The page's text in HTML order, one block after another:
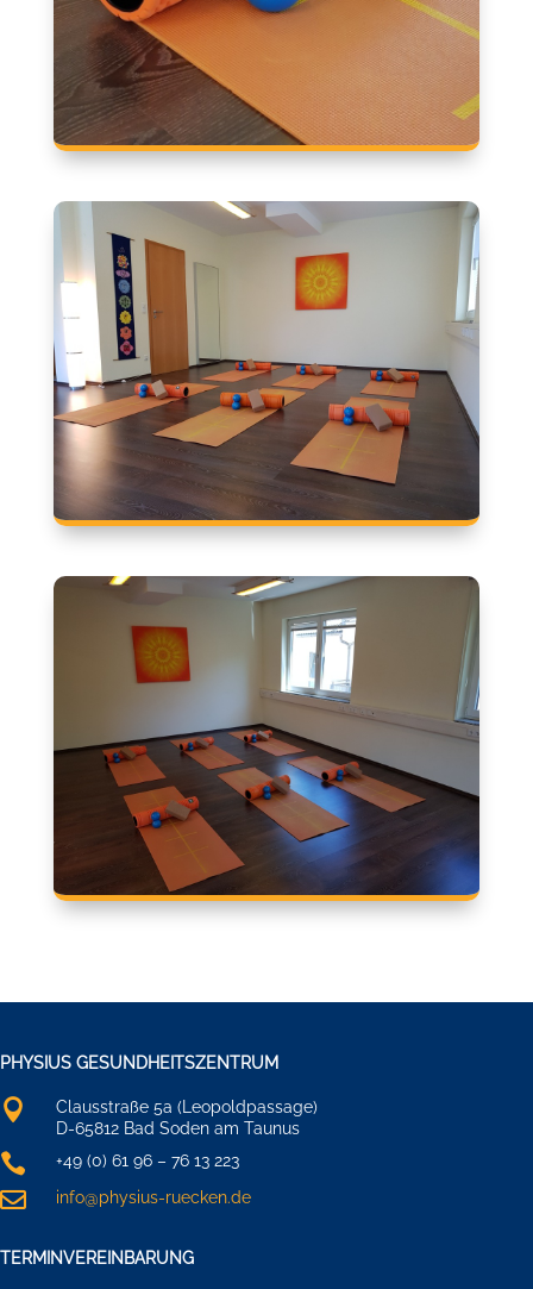
PHYSIUS GESUNDHEITSZENTRUM

Clausstraße 5a (Leopoldpassage)
D-65812 Bad Soden am Taunus
 +49 (0) 61 96 – 76 13 223
 info@physius-ruecken.de
TERMINVEREINBARUNG